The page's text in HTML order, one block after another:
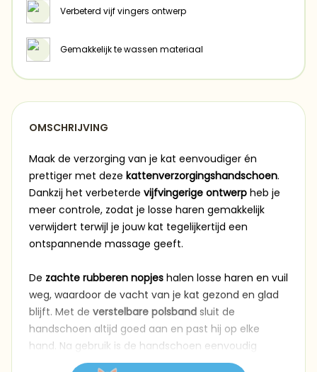
Verbeterd vijf vingers ontwerp
Gemakkelijk te wassen materiaal
OMSCHRIJVING
Maak de verzorging van je kat eenvoudiger én
prettiger met deze kattenverzorgingshandschoen.
Dankzij het verbeterde vijfvingerige ontwerp heb je
meer controle, zodat je losse haren gemakkelijk
verwijdert terwijl je jouw kat tegelijkertijd een
ontspannende massage geeft.
De zachte rubberen nopjes halen losse haren en vuil
weg, waardoor de vacht van je kat gezond en glad
blijft. Met de verstelbare polsband sluit de
handschoen altijd goed aan en past hij op elke
hand. Na gebruik is de handschoen eenvoudig
schoon te maken.